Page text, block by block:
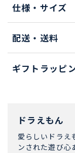
仕様・サイズ
配送・送料
ギフトラッピ
ドラえもん
愛らしいドラえ
ンされた遊び心